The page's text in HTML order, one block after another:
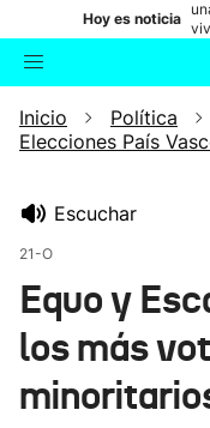
Hoy es noticia
Buscador
Inicio Política
Elecciones País
Escuchar
21-O
Equo y
los más